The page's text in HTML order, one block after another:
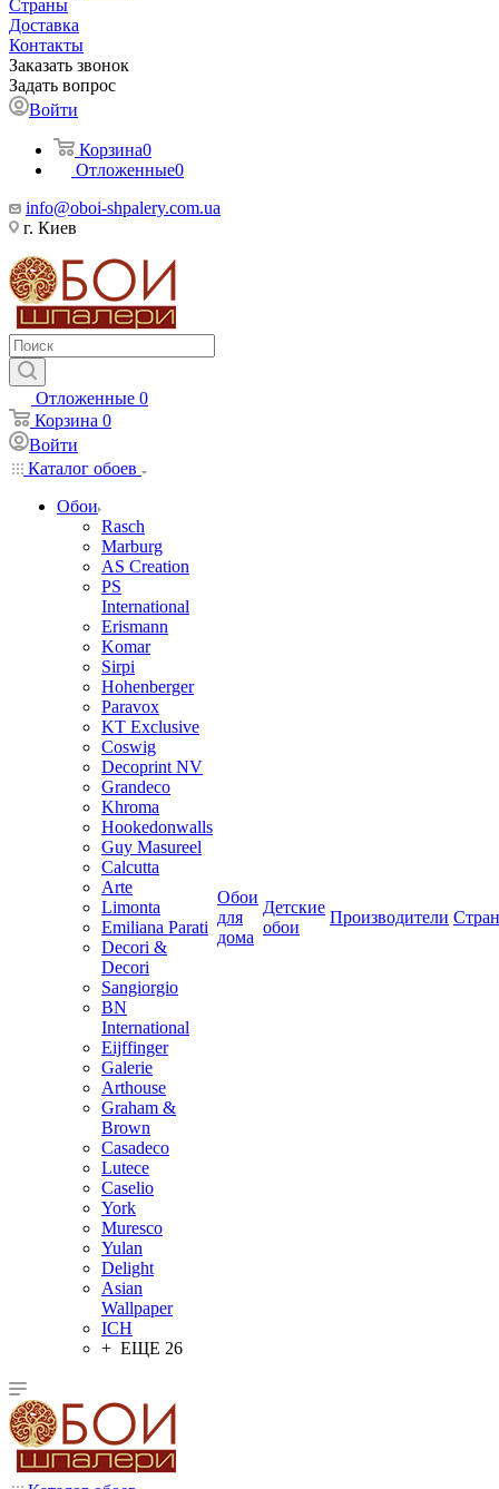
Страны
Доставка
Контакты
Заказать звонок
Задать вопрос
Войти
Корзина0
Отложенные0
info@oboi-shpalery.com.ua
г. Киев
Отложенные 0
Корзина 0
Войти
Каталог обоев
Обои
Rasch
Marburg
AS Creation
PS
International
Erismann
Komar
Sirpi
Hohenberger
Paravox
KT Exclusive
Coswig
Decoprint NV
Grandeco
Khroma
Hookedonwalls
Guy Masureel
Calcutta
Arte
Limonta
Emiliana Parati
Decori &
Decori
Sangiorgio
BN
International
Eijffinger
Galerie
Arthouse
Graham &
Brown
Casadeco
Lutece
Caselio
York
Muresco
Yulan
Delight
Asian
Wallpaper
ICH
+ ЕЩЕ 26
Обои
для
дома
Детские
обои
Производители